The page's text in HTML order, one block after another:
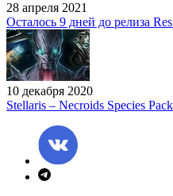
28 апреля 2021
Осталось 9 дней до релиза
10 декабря 2020
Stellaris – Necroids Species